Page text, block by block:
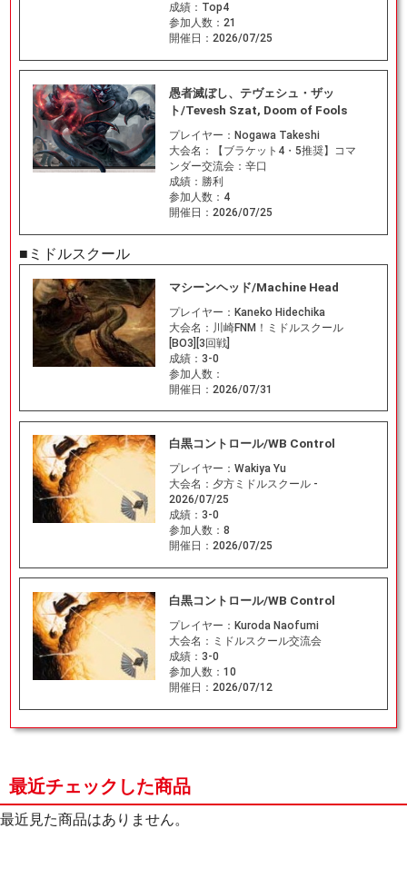
成績： Top4
参加人数： 21
開催日： 2026/07/25
愚者滅ぼし、テヴェシュ・ザッ
ト/Tevesh Szat, Doom of Fools
プレイヤー： Nogawa Takeshi
大会名：
【ブラケット4・5推奨】コマ
ンダー交流会：辛口
成績： 勝利
参加人数： 4
開催日： 2026/07/25
■ミドルスクール
マシーンヘッド/Machine Head
プレイヤー： Kaneko Hidechika
大会名： 川崎FNM！ミドルスクール
[BO3][3回戦]
成績： 3-0
参加人数：
開催日： 2026/07/31
白黒コントロール/WB Control
プレイヤー： Wakiya Yu
大会名： 夕方ミドルスクール -
2026/07/25
成績： 3-0
参加人数： 8
開催日： 2026/07/25
白黒コントロール/WB Control
プレイヤー： Kuroda Naofumi
大会名： ミドルスクール交流会
成績： 3-0
参加人数： 10
開催日： 2026/07/12
最近チェックした商品
最近見た商品はありません。